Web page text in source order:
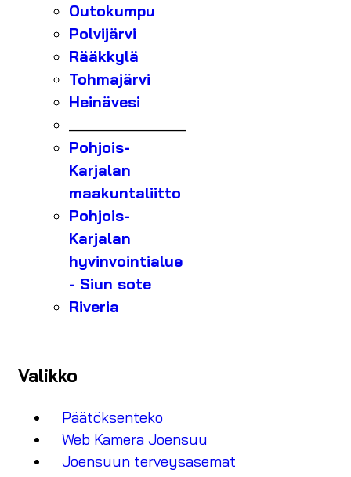
Outokumpu
Polvijärvi
Rääkkylä
Tohmajärvi
Heinävesi
Pohjois-
Karjalan
maakuntaliitto
Pohjois-
Karjalan
hyvinvointialue
- Siun sote
Riveria
Valikko
Päätöksenteko
Web Kamera Joensuu
Joensuun terveysasemat